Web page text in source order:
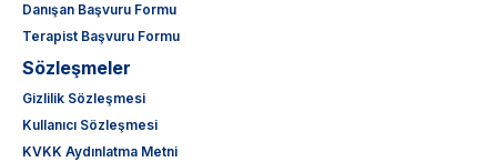
Danışan Başvuru Formu
Terapist Başvuru Formu
Sözleşmeler
Gizlilik Sözleşmesi
Kullanıcı Sözleşmesi
KVKK Aydınlatma Metni